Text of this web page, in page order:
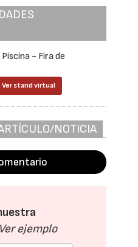
- Fira de
Ver stand virtual
NOTICIA
Ver ejemplo